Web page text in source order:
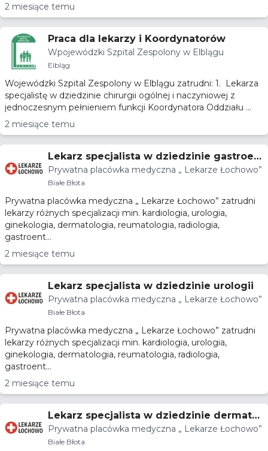
2 miesiące temu
Praca dla lekarzy i Koordynatorów
Wpojewódzki Szpital Zespolony w Elblągu
Elbląg
Wojewódzki Szpital Zespolony w Elblągu zatrudni: 1. Lekarza
specjalistę w dziedzinie chirurgii ogólnej i naczyniowej z
jednoczesnym pełnieniem funkcji Koordynatora Oddziału ...
2 miesiące temu
Lekarz specjalista w dziedzinie gastroen
terologii
Prywatna placówka medyczna „ Lekarze Łochowo”
Białe Błota
Prywatna placówka medyczna „ Lekarze Łochowo” zatrudni
lekarzy różnych specjalizacji min. kardiologia, urologia,
ginekologia, dermatologia, reumatologia, radiologia,
gastroent...
2 miesiące temu
Lekarz specjalista w dziedzinie urologii
Prywatna placówka medyczna „ Lekarze Łochowo”
Białe Błota
Prywatna placówka medyczna „ Lekarze Łochowo” zatrudni
lekarzy różnych specjalizacji min. kardiologia, urologia,
ginekologia, dermatologia, reumatologia, radiologia,
gastroent...
2 miesiące temu
Lekarz specjalista w dziedzinie dermatol
ogii
Prywatna placówka medyczna „ Lekarze Łochowo”
Białe Błota